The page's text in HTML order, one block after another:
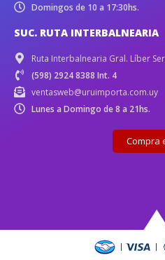
Domingos de 10 a 17:30hs.
SUC. RUTA INTERBALNEARIA
Ruta Interbalnearia Gral. Líber
(598) 2924 8388 Int. 4
ventasweb@uruimporta.com.uy
Lunes a Domingo de 8 a 21hs.
Compra